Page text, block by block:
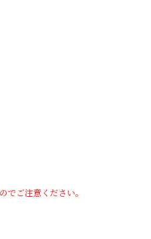
ご注意ください。